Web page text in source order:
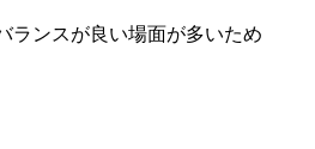
ランスが良い場面が多いため